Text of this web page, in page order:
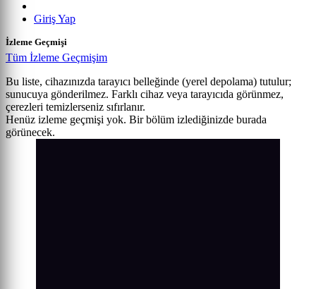
Giriş Yap
İzleme Geçmişi
Tüm İzleme Geçmişim
Bu liste, cihazınızda tarayıcı belleğinde (yerel depolama) tutulur;
sunucuya gönderilmez. Farklı cihaz veya tarayıcıda görünmez,
çerezleri temizlerseniz sıfırlanır.
Henüz izleme geçmişi yok. Bir bölüm izlediğinizde burada
görünecek.